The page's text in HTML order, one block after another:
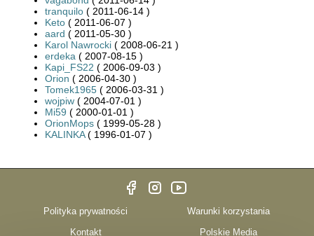
tranquilo ( 2011-06-14 )
Keto ( 2011-06-07 )
aard ( 2011-05-30 )
Karol Nawrocki ( 2008-06-21 )
erdeka ( 2007-08-15 )
Kapi_FS22 ( 2006-09-03 )
Orion ( 2006-04-30 )
Tomek1965 ( 2006-03-31 )
wojpiw ( 2004-07-01 )
Mi59 ( 2000-01-01 )
OrionMops ( 1999-05-28 )
KALINKA( 1996-01-07 )
Polityka prywatności
Warunki korzystania
Kontakt
Polskie Media